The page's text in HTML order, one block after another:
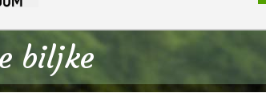
biljke